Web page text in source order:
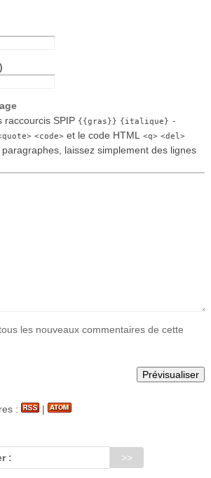
raccourcis SPIP {{gras}} {italique} -
<code>et le code HTML <q> <del>
laissez simplement des lignes
les nouveaux commentaires de cette
: |
: